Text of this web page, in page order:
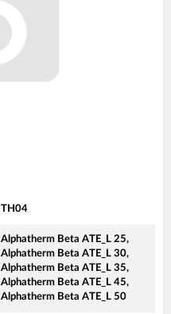
TH04
Alphatherm Beta ATE_L 25,
Alphatherm Beta ATE_L 30,
Alphatherm Beta ATE_L 35,
Alphatherm Beta ATE_L 45,
Alphatherm Beta ATE_L 50